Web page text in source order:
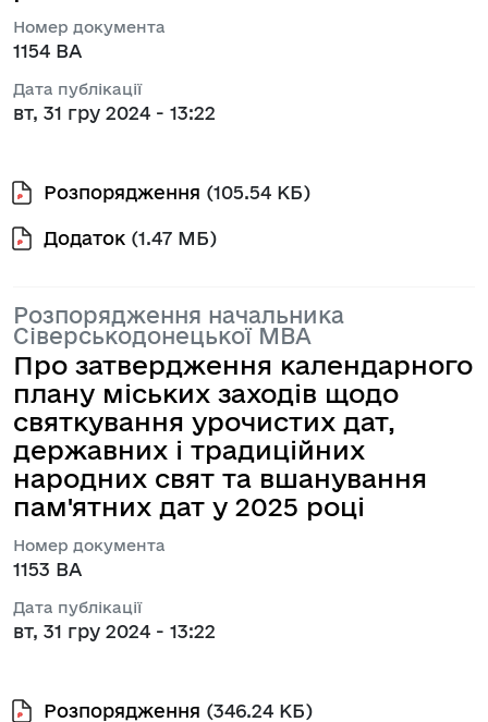
Номер документа
1154 ВА
Дата публікації
вт, 31 гру 2024 - 13:22
Розпорядження (105.54 КБ)
Додаток (1.47 МБ)
Розпорядження начальника
Сіверськодонецької МВА
Про затвердження календарного
плану міських заходів щодо
святкування урочистих дат,
державних і традиційних
народних свят та вшанування
пам'ятних дат у 2025 році
Номер документа
1153 ВА
Дата публікації
вт, 31 гру 2024 - 13:22
Розпорядження (346.24 КБ)